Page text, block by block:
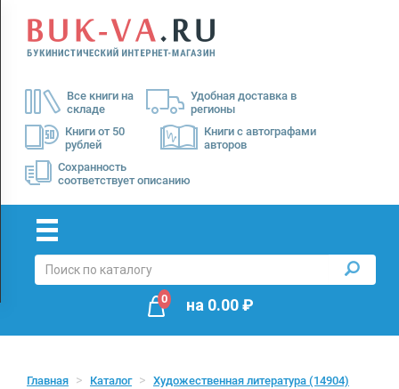
Все книги на
складе
Удобная доставка в
регионы
Книги от 50
рублей
Книги с автографами
авторов
Сохранность
соответствует описанию
Menu
Доставка
Оплата
0 на 0.00₽
Главная Каталог Художественная литература (14904)